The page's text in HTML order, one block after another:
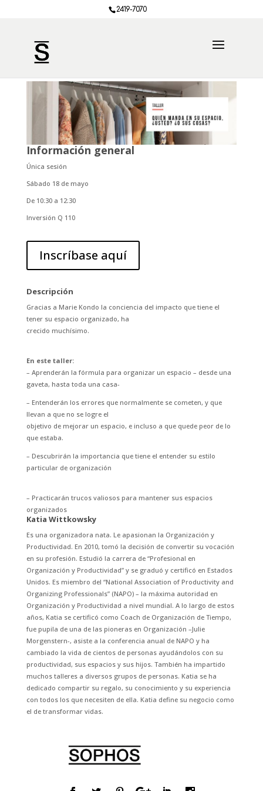
2419-7070
Información general
Única sesión
Sábado 18 de mayo
De 10:30 a 12:30
Inversión Q 110
Inscríbase aquí
Descripción
Gracias a Marie Kondo la conciencia del impacto que tiene el
tener su espacio organizado, ha
crecido muchísimo.
En este taller:
– Aprenderán la fórmula para organizar un espacio – desde una
gaveta, hasta toda una casa-
– Entenderán los errores que normalmente se cometen, y que
llevan a que no se logre el
objetivo de mejorar un espacio, e incluso a que quede peor de lo
que estaba.
– Descubrirán la importancia que tiene el entender su estilo
particular de organización
– Practicarán trucos valiosos para mantener sus espacios
organizados
Katia Wittkowsky
Es una organizadora nata. Le apasionan la Organización y
Productividad. En 2010, tomó la decisión de convertir su vocación
en su profesión. Estudió la carrera de “Profesional en
Organización y Productividad” y se graduó y certificó en Estados
Unidos. Es miembro del “National Association of Productivity and
Organizing Professionals” (NAPO) – la máxima autoridad en
Organización y Productividad a nivel mundial. A lo largo de estos
años, Katia se certificó como Coach de Organización de Tiempo,
fue pupila de una de las pioneras en Organización –Julie
Morgenstern-, asiste a la conferencia anual de NAPO y ha
cambiado la vida de cientos de personas ayudándolos con su
productividad, sus espacios y sus hijos. También ha impartido
muchos talleres a diversos grupos de personas. Katia se ha
dedicado compartir su regalo, su conocimiento y su experiencia
con todos los que necesiten de ella. Katia define su negocio como
el de transformar vidas.